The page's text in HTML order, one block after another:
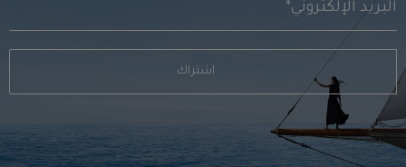
اشتراك